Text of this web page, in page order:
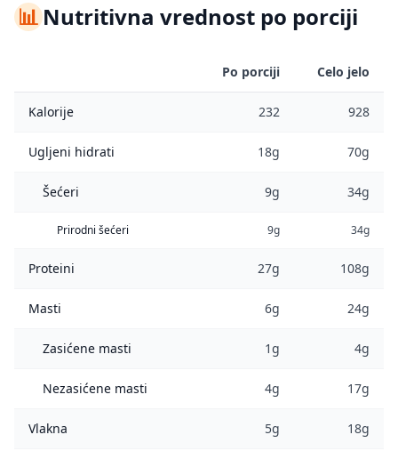
📊Nutritivna vrednost po porciji
Po porciji Celo jelo
Kalorije 232 928
Ugljeni hidrati 18g 70g
Šećeri 9g 34g
Prirodni šećeri 9g 34g
Proteini 27g 108g
Masti 6g 24g
Zasićene masti 1g 4g
Nezasićene masti 4g 17g
Vlakna 5g 18g